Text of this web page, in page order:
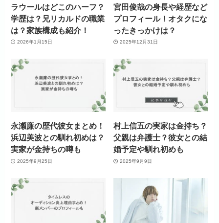
ラウールはどこのハーフ？
学歴は？兄リカルドの職業
は？家族構成も紹介！
2026年1月15日
宮田俊哉の身長や経歴など
プロフィール！オタクにな
ったきっかけは？
2025年12月31日
永瀬廉の歴代彼女まとめ！
浜辺美波との馴れ初めは？
実家が金持ちの噂も
2025年9月25日
村上信五の実家は金持ち？
父親は弁護士？彼女との結
婚予定や馴れ初めも
2025年9月9日